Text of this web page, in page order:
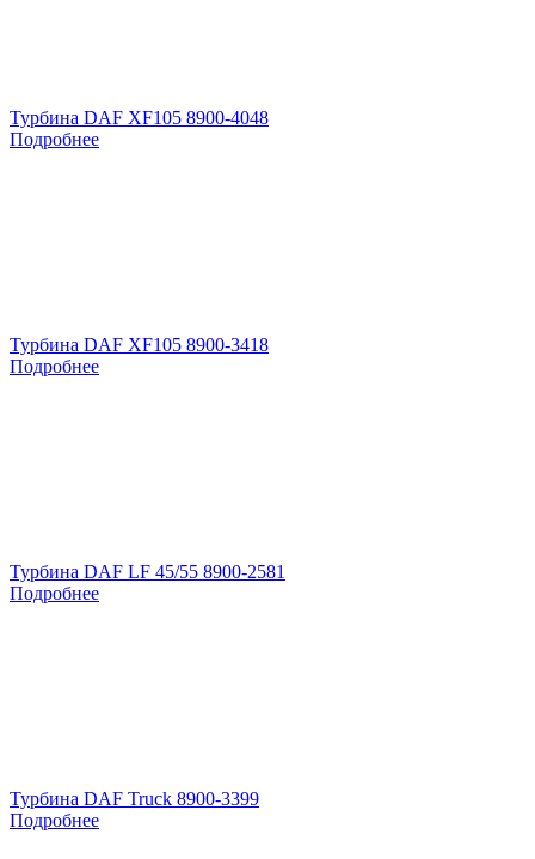
Турбина DAF XF105 8900-4048
Подробнее
Турбина DAF XF105 8900-3418
Подробнее
Турбина DAF LF 45/55 8900-2581
Подробнее
Турбина DAF Truck 8900-3399
Подробнее